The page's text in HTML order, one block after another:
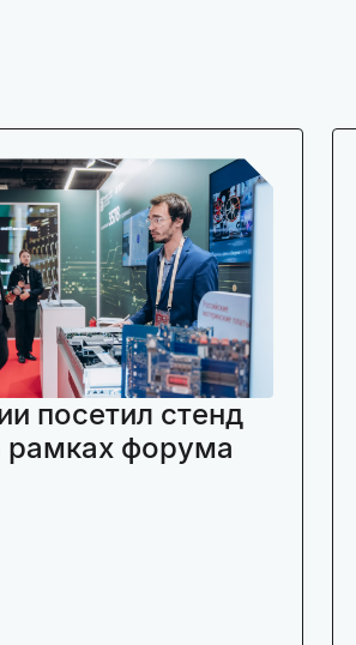
посетил стенд
рамках форума